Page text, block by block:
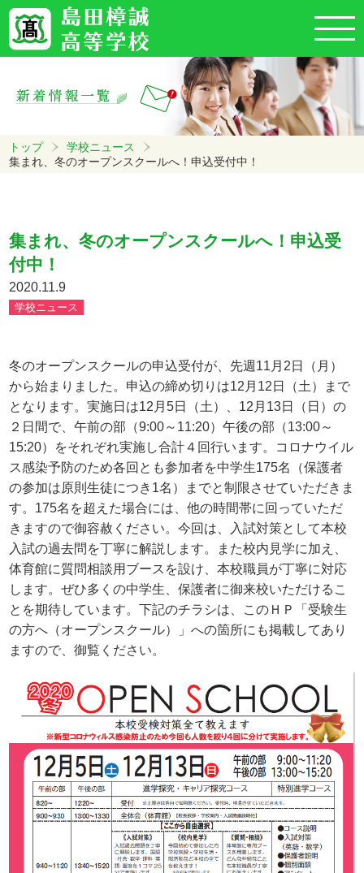
トップ
学校ニュース
集まれ、冬のオープンスクールへ！申込受付中！
集まれ、冬のオープンスクールへ！申込受
付中！
2020.11.9
学校ニュース
冬のオープンスクールの申込受付が、先週11月2日（月）
から始まりました。申込の締め切りは12月12日（土）まで
となります。実施日は12月5日（土）、12月13日（日）の
２日間で、午前の部（9:00～11:20）午後の部（13:00～
15:20）をそれぞれ実施し合計４回行います。コロナウイル
ス感染予防のため各回とも参加者を中学生175名（保護者
の参加は原則生徒につき1名）までと制限させていただきま
す。175名を超えた場合には、他の時間帯に回っていただ
きますので御容赦ください。今回は、入試対策として本校
入試の過去問を丁寧に解説します。また校内見学に加え、
体育館に質問相談用ブースを設け、本校職員が丁寧に対応
します。ぜひ多くの中学生、保護者に御来校いただけるこ
とを期待しています。下記のチラシは、このＨＰ「受験生
の方へ（オープンスクール）」への箇所にも掲載してあり
ますので、御覧ください。